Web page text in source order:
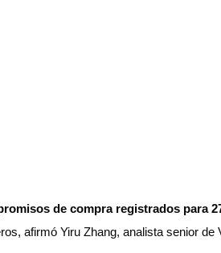
de compra registrados para
afirmó Yiru Zhang, analista senior de